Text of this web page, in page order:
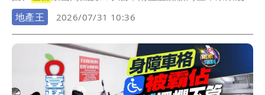
年總計...
地產王 2026/07/31 10:36